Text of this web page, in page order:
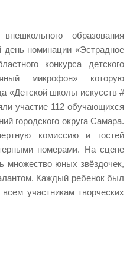
образования
номинации «Эстрадное
конкурса детского
микрофон» которую
«Детской школы искусств #
участие 112 обучающихся
городского округа Самара.
комиссию и гостей
номерами. На сцене
множество юных звёздочек,
Каждый ребенок был
участникам творческих